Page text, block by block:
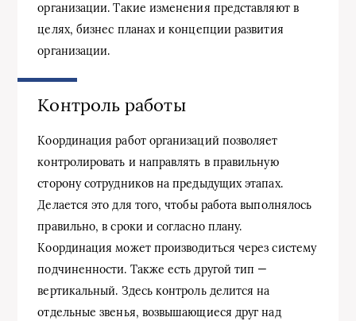
организации. Такие изменения представляют в
целях, бизнес планах и концепции развития
организации.
Контроль работы
Координация работ организаций позволяет
контролировать и направлять в правильную
сторону сотрудников на предыдущих этапах.
Делается это для того, чтобы работа выполнялось
правильно, в сроки и согласно плану.
Координация может производиться через систему
подчиненности. Также есть другой тип —
вертикальный. Здесь контроль делится на
отдельные звенья, возвышающиеся друг над